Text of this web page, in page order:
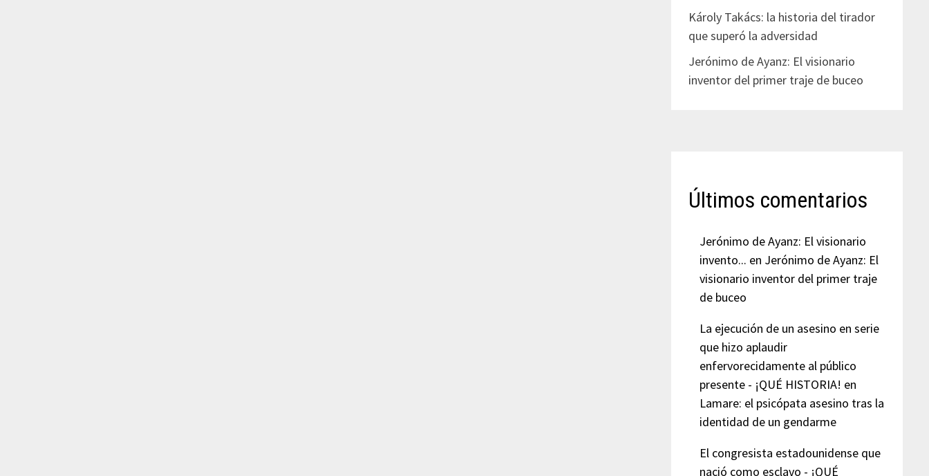
Károly Takács: la historia del tirador
que superó la adversidad
Jerónimo de Ayanz: El visionario
inventor del primer traje de buceo
Últimos comentarios
Jerónimo de Ayanz: El visionario
invento... en Jerónimo de Ayanz: El
visionario inventor del primer traje
de buceo
La ejecución de un asesino en serie
que hizo aplaudir
enfervorecidamente al público
presente - ¡QUÉ HISTORIA! en
Lamare: el psicópata asesino tras la
identidad de un gendarme
El congresista estadounidense que
nació como esclavo - ¡QUÉ